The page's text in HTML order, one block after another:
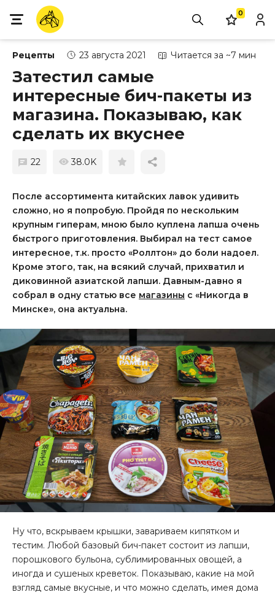
0
Рецепты 23 августа 2021 Читается за ~7 мин
Затестил самые
интересные бич-пакеты из
магазина. Показываю, как
сделать их вкуснее
22 38.0K
После ассортимента китайских лавок удивить
сложно, но я попробую. Пройдя по нескольким
крупным гиперам, мною было куплена лапша очень
быстрого приготовления. Выбирал на тест самое
интересное, т.к. просто «Роллтон» до боли надоел.
Кроме этого, так, на всякий случай, прихватил и
диковинной азиатской лапши. Давным-давно я
собрал в одну статью все магазины с «Никогда в
Минске», она актуальна.
Ну что, вскрываем крышки, завариваем кипятком и
тестим. Любой базовый бич-пакет состоит из лапши,
порошкового бульона, сублимированных овощей, а
иногда и сушеных креветок. Показываю, какие на мой
взгляд самые вкусные, и что можно сделать, имея дома